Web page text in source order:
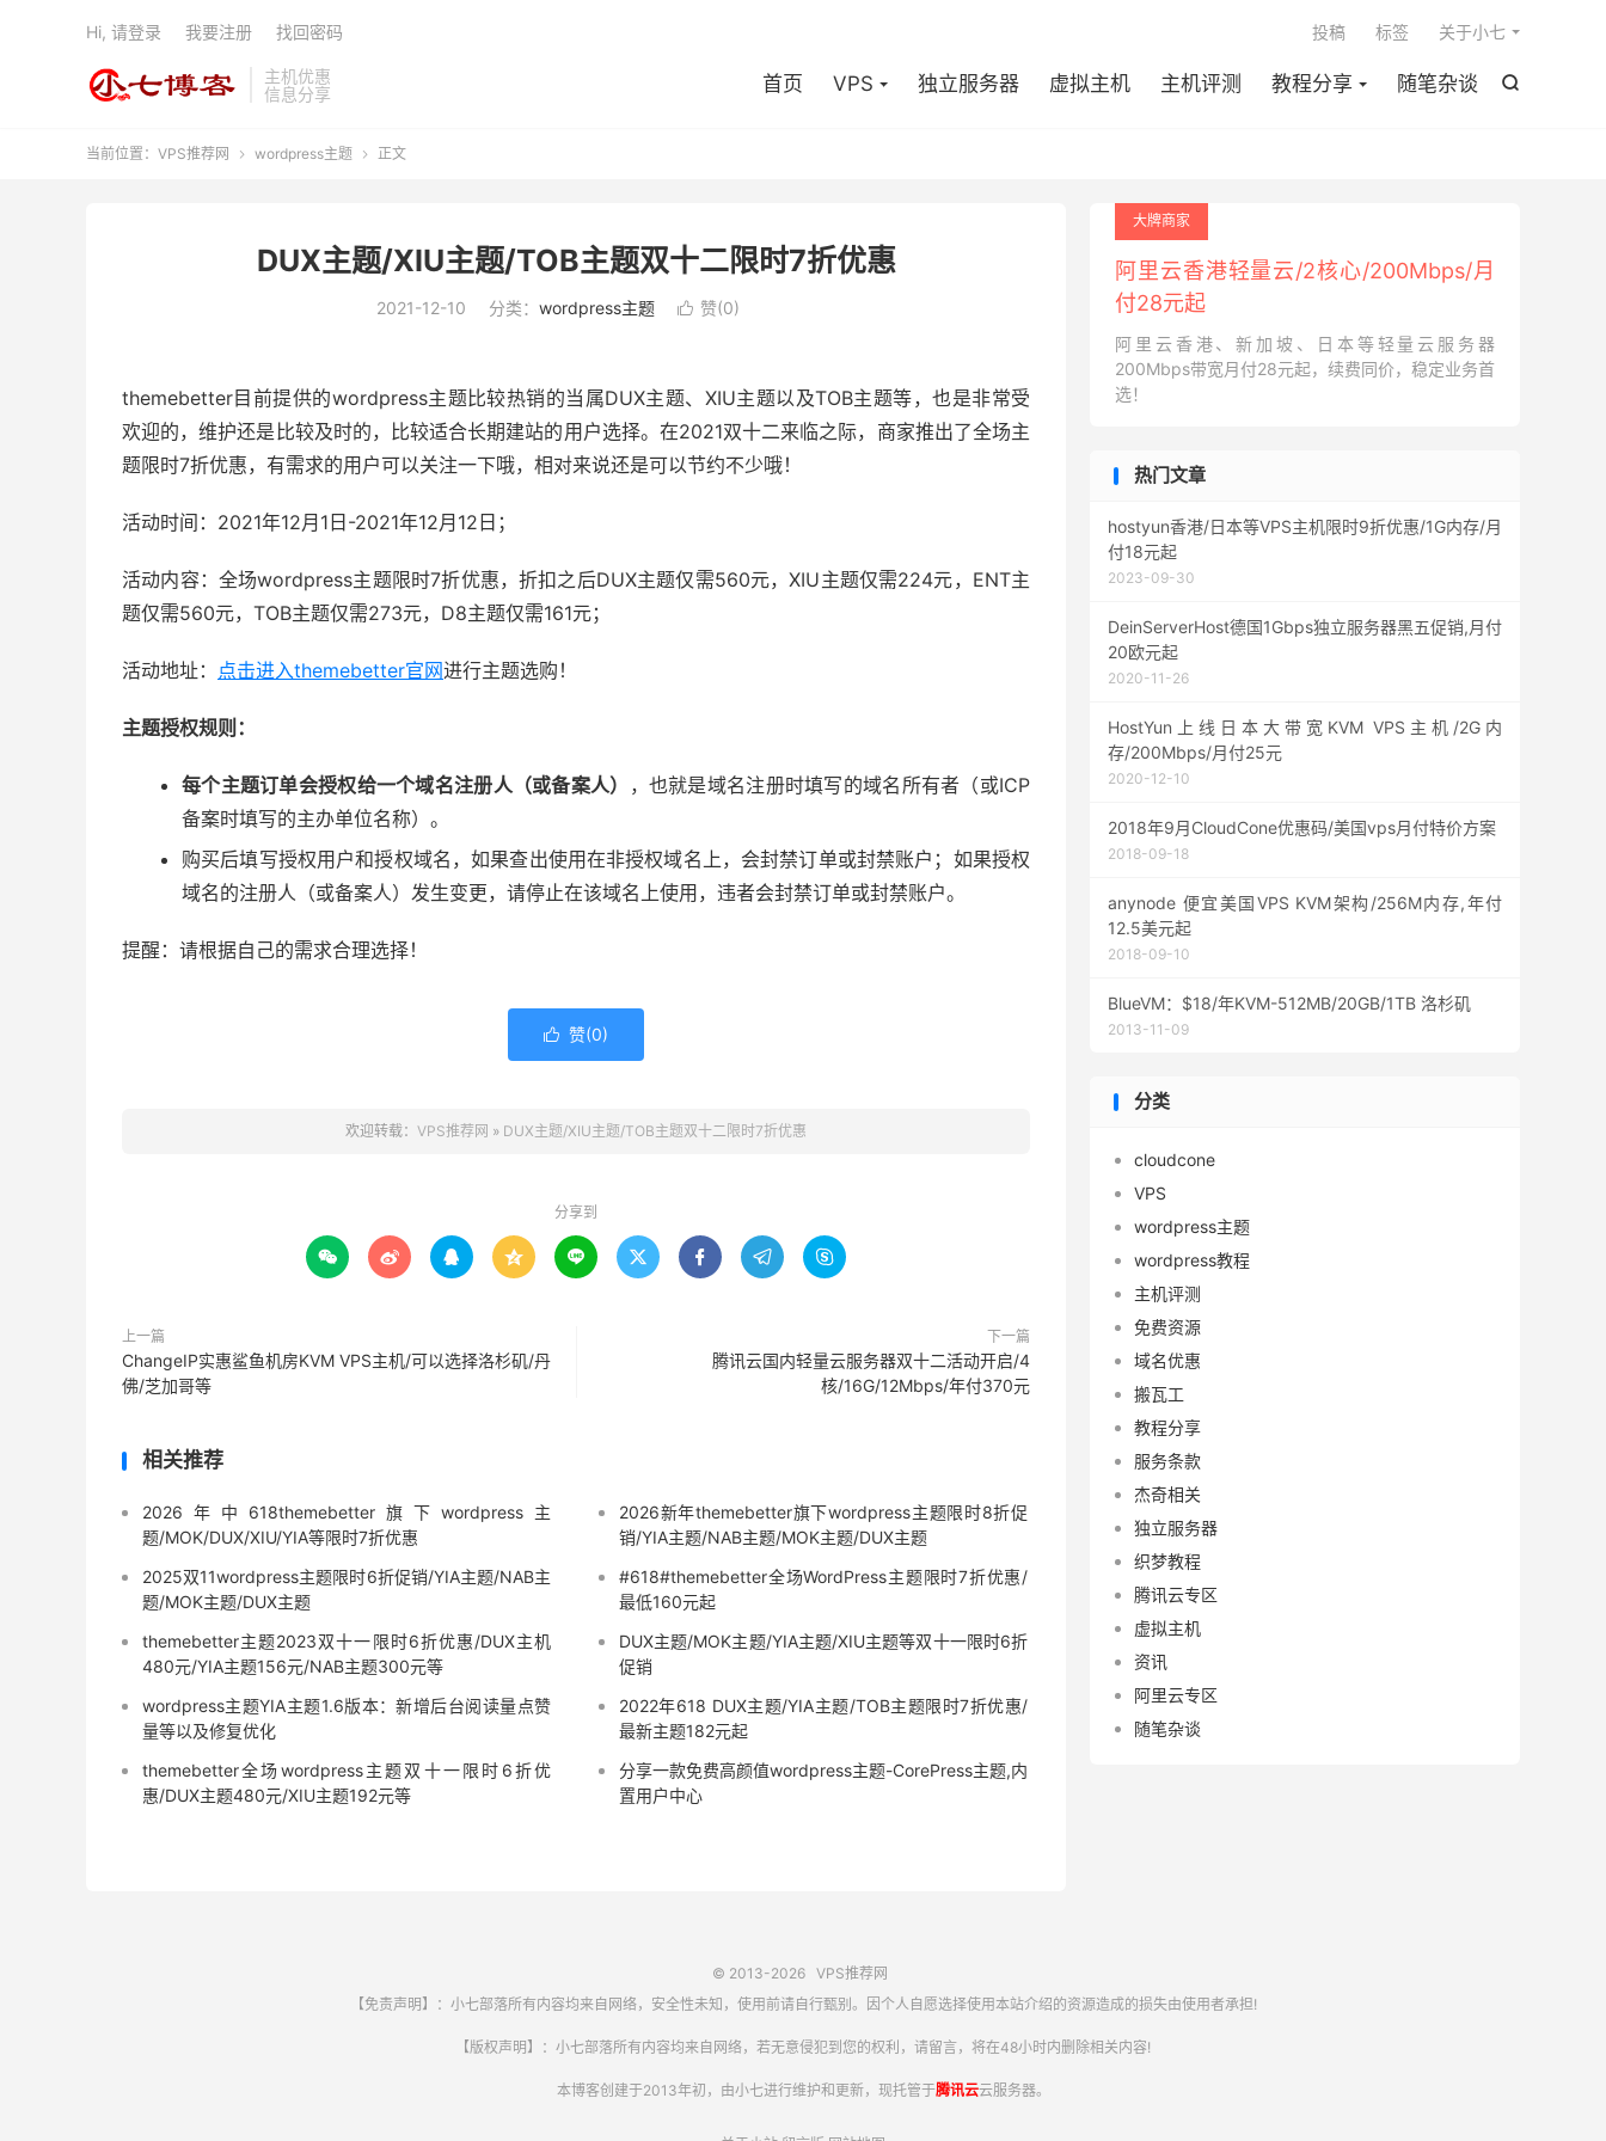
主机优惠
信息分享

首页 VPS 独立服务器 虚拟主机 主机评测 教程分享 随笔杂谈
投稿 标签 关于小七
Hi, 请登录 我要注册 找回密码
当前位置： VPS推荐网  wordpress主题  正文
DUX主题/XIU主题/TOB主题双十二限时7折优惠
2021-12-10 分类： wordpress主题  赞(0)
themebetter目前提供的wordpress主题比较热销的当属DUX主题、XIU主题以及TOB主题等，也是非常受
欢迎的，维护还是比较及时的，比较适合长期建站的用户选择。在2021双十二来临之际，商家推出了全场主
题限时7折优惠，有需求的用户可以关注一下哦，相对来说还是可以节约不少哦！
活动时间：2021年12月1日-2021年12月12日；
活动内容：全场wordpress主题限时7折优惠，折扣之后DUX主题仅需560元，XIU主题仅需224元，ENT主
题仅需560元，TOB主题仅需273元，D8主题仅需161元；
活动地址： 点击进入themebetter官网进行主题选购！
主题授权规则：
每个主题订单会授权给一个域名注册人（或备案人）
，也就是域名注册时填写的域名所有者（或ICP
备案时填写的主办单位名称）。
购买后填写授权用户和授权域名，如果查出使用在非授权域名上，会封禁订单或封禁账户；如果授权
域名的注册人（或备案人）发生变更，请停止在该域名上使用，违者会封禁订单或封禁账户。
提醒：请根据自己的需求合理选择！
 赞(0)
欢迎转载： VPS推荐网 » DUX主题/XIU主题/TOB主题双十二限时7折优惠
分享到
        
上一篇
ChangeIP实惠鲨鱼机房KVM VPS主机/可以选择洛杉矶/丹
佛/芝加哥等
下一篇
腾讯云国内轻量云服务器双十二活动开启/4
核/16G/12Mbps/年付370元
相关推荐
2026年中618themebetter旗下wordpress主
题/MOK/DUX/XIU/YIA等限时7折优惠
2026新年themebetter旗下wordpress主题限时8折促
销/YIA主题/NAB主题/MOK主题/DUX主题
2025双11wordpress主题限时6折促销/YIA主题/NAB主
题/MOK主题/DUX主题
#618#themebetter全场WordPress主题限时7折优惠/
最低160元起
themebetter主题2023双十一限时6折优惠/DUX主机
480元/YIA主题156元/NAB主题300元等
DUX主题/MOK主题/YIA主题/XIU主题等双十一限时6折
促销
wordpress主题YIA主题1.6版本：新增后台阅读量点赞
量等以及修复优化
2022年618 DUX主题/YIA主题/TOB主题限时7折优惠/
最新主题182元起
themebetter全场wordpress主题双十一限时6折优
惠/DUX主题480元/XIU主题192元等
分享一款免费高颜值wordpress主题-CorePress主题,内
置用户中心
大牌商家
阿里云香港轻量云/2核心/200Mbps/月
付28元起
阿里云香港、新加坡、日本等轻量云服务器
200Mbps带宽月付28元起，续费同价，稳定业务首
选！
热门文章
hostyun香港/日本等VPS主机限时9折优惠/1G内存/月
付18元起
2023-09-30
DeinServerHost德国1Gbps独立服务器黑五促销,月付
20欧元起
2020-11-26
HostYun上线日本大带宽KVM VPS主机/2G内
存/200Mbps/月付25元
2020-12-10
2018年9月CloudCone优惠码/美国vps月付特价方案
2018-09-18
anynode 便宜美国VPS KVM架构/256M内存,年付
12.5美元起
2018-09-10
BlueVM：$18/年KVM-512MB/20GB/1TB 洛杉矶
2013-11-09
分类
cloudcone
VPS
wordpress主题
wordpress教程
主机评测
免费资源
域名优惠
搬瓦工
教程分享
服务条款
杰奇相关
独立服务器
织梦教程
腾讯云专区
虚拟主机
资讯
阿里云专区
随笔杂谈
© 2013-2026 VPS推荐网
【免责声明】：小七部落所有内容均来自网络，安全性未知，使用前请自行甄别。因个人自愿选择使用本站介绍的资源造成的损失由使用者承担!
【版权声明】：小七部落所有内容均来自网络，若无意侵犯到您的权利，请留言，将在48小时内删除相关内容!
本博客创建于2013年初，由小七进行维护和更新，现托管于腾讯云云服务器。